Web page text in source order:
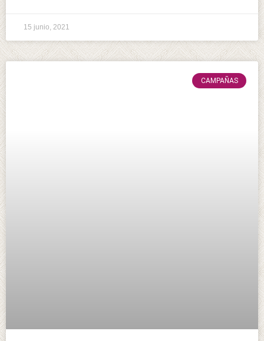
15 junio, 2021
CAMPAÑAS